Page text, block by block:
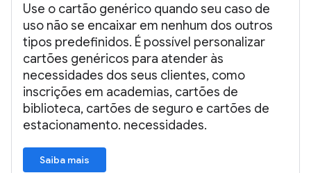
Use o cartão genérico quando seu caso de
uso não se encaixar em nenhum dos outros
tipos predefinidos. É possível personalizar
cartões genéricos para atender às
necessidades dos seus clientes, como
inscrições em academias, cartões de
biblioteca, cartões de seguro e cartões de
estacionamento. necessidades.
Saiba mais